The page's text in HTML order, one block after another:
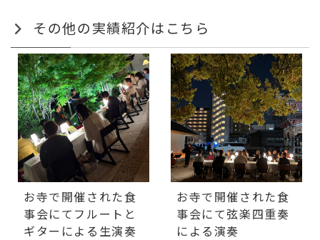
その他の実績紹介はこちら
お寺で開催された食
事会にてフルートと
ギターによる生演奏
お寺で開催された食
事会にて弦楽四重奏
による演奏